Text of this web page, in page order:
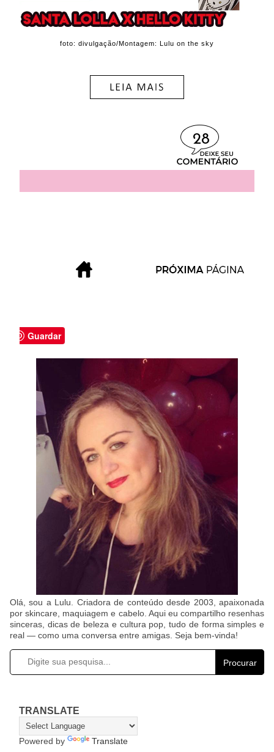
foto: divulgação/Montagem: Lulu on the sky
28
Guardar
Olá, sou a Lulu. Criadora de conteúdo desde 2003, apaixonada
por skincare, maquiagem e cabelo. Aqui eu compartilho resenhas
sinceras, dicas de beleza e cultura pop, tudo de forma simples e
real — como uma conversa entre amigas. Seja bem-vinda!
Procurar
TRANSLATE
Powered by Translate